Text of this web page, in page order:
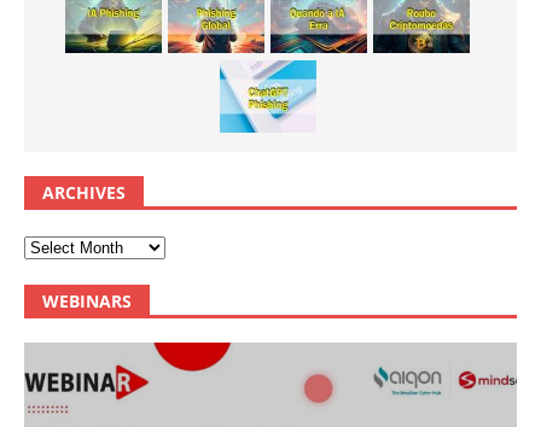
ARCHIVES
WEBINARS